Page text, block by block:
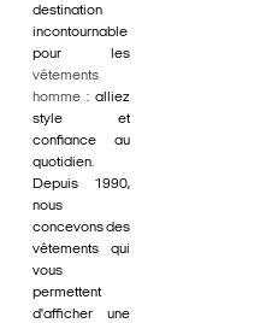
destination
incontournable
pour les
vêtements
homme : alliez
style et
confiance au
quotidien.
Depuis 1990,
nous
concevons des
vêtements qui
vous
permettent
d'afficher une